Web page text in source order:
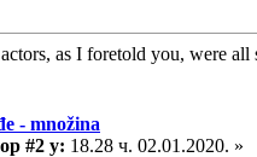
as I foretold you, were
- množina
#2 у: 18.28 ч. 02.01.2020. »